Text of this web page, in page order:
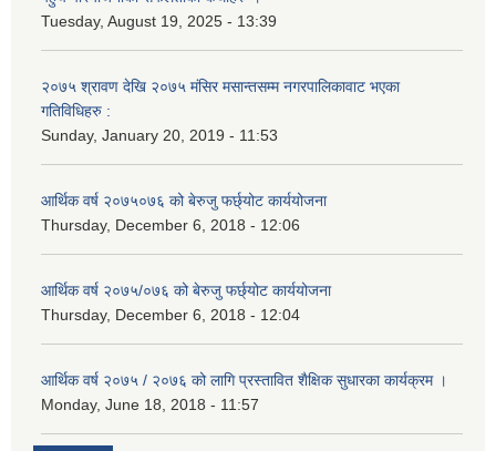
Tuesday, August 19, 2025 - 13:39
२०७५ श्रावण देखि २०७५ मंसिर मसान्तसम्म नगरपालिकावाट भएका
गतिविधिहरु :
Sunday, January 20, 2019 - 11:53
आर्थिक वर्ष २०७५०७६ को बेरुजु फर्छ्योट कार्ययोजना
Thursday, December 6, 2018 - 12:06
आर्थिक वर्ष २०७५/०७६ को बेरुजु फर्छ्योट कार्ययोजना
Thursday, December 6, 2018 - 12:04
आर्थिक वर्ष २०७५ / २०७६ को लागि प्रस्तावित शैक्षिक सुधारका कार्यक्रम ।
Monday, June 18, 2018 - 11:57